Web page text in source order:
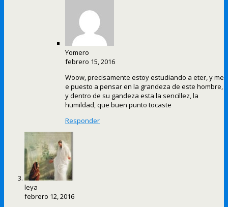
Yomero
febrero 15, 2016
Woow, precisamente estoy estudiando a eter, y me
e puesto a pensar en la grandeza de este hombre,
y dentro de su gandeza esta la sencillez, la
humildad, que buen punto tocaste
Responder
leya
febrero 12, 2016